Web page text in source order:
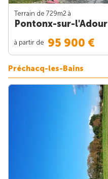
Terrain de 729m2 à
Pontonx-sur-l'Adour
à partir de 95 900 €
Préchacq-les-Bains